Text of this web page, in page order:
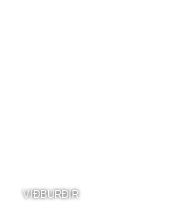
VIÐBURÐIR